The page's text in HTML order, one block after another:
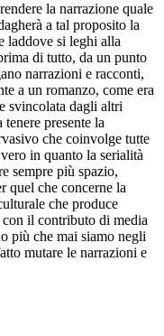
la narrazione quale
a tal proposito la
laddove si leghi alla
di tutto, da un punto
narrazioni e racconti,
a un romanzo, come era
svincolata dagli altri
presente la
che coinvolge tutte
in quanto la serialità
sempre più spazio,
quel che concerne la
che produce
il contributo di media
più che mai siamo negli
mutare le narrazioni e